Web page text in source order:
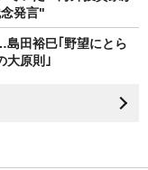
発言"
島田裕巳｢野望にとら
大原則｣